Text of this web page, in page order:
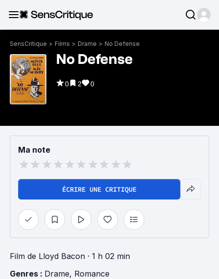
SensCritique > Films > Drame > No Defense
No Defense
0 2 0
Ma note
ÉCRIRE UNE CRITIQUE
Film de Lloyd Bacon · 1 h 02 min
Genres : Drame, Romance